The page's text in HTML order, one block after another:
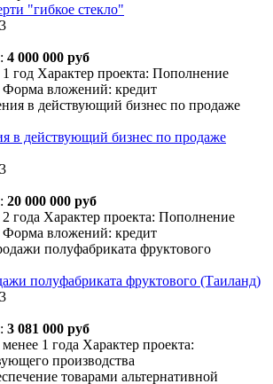
"гибкое стекло"
4 000 000 руб
год Характер проекта: Пополнение
Форма вложений: кредит
в действующий бизнес по продаже
20 000 000 руб
года Характер проекта: Пополнение
Форма вложений: кредит
полуфабриката фруктового (Таиланд)
3 081 000 руб
1 года Характер проекта:
производства